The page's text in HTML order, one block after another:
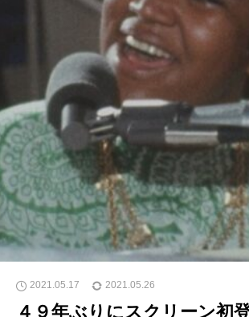
2021.05.17 2021.05.26
４９年ぶりにスクリーン初